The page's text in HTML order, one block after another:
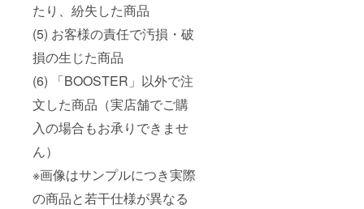
たり、紛失した商品
(5) お客様の責任で汚損・破
損の生じた商品
(6) 「BOOSTER」以外で注
文した商品（実店舗でご購
入の場合もお承りできませ
ん）
※画像はサンプルにつき実際
の商品と若干仕様が異なる